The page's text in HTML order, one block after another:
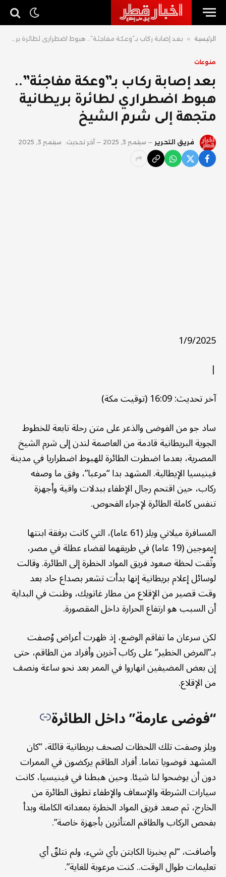
الرئيسية » بعد إصابة ركاب بـ”وعكة مفاجئة”.. هبوط اضطراري لطائرة بريطانية متجهة إلى شرم الشيخ
منوعات
بعد إصابة ركاب بـ”وعكة مفاجئة”..
هبوط اضطراري لطائرة بريطانية
متجهة إلى شرم الشيخ
فريق التحرير سبتمبر 3, 2025 آخر تحديث: سبتمبر 3, 2025
1/9/2025
|
آخر تحديث: 16:09 (توقيت مكة)
ساد جو من الفوضى والذعر على متن رحلة تابعة للخطوط
الجوية البريطانية قادمة من العاصمة لندن إلى شرم الشيخ
المصرية، بعدما اضطرت الطائرة للهبوط اضطراريا في مدينة
فينيسيا الإيطالية. المشهد بدا “مرعبا”، وفق ما وصفه
ركاب، حين اقتحم رجال الإطفاء ببدلات واقية وأجهزة
تنفس كاملة الطائرة لإجراء الفحوص.
المسافرة ميلاني ويلز (61 عاما)، التي كانت برفقة ابنتها
إيموجين (19 عاما) في طريقهما لقضاء عطلة في مصر،
وثّقت لحظة صعود فريق المواد الخطرة إلى الطائرة. وقالت
لوسائل إعلام بريطانية إنها بدأت تشعر بصداع حاد بعد
وقت قصير من الإقلاع من مطار غاتويك، وظنت في البداية
أن السبب هو ارتفاع الحرارة داخل المقصورة.
لكن سرعان ما تفاقم الوضع، إذ ظهرت أعراض وُصفت
بـ”المرض الخطير” على ركاب آخرين وأفراد من الطاقم، حتى
إن بعض المضيفين انهاروا في الممر بعد نحو ساعة ونصف
من الإقلاع.
“فوضى عارمة” داخل الطائرة
ويلز وصفت تلك اللحظات لصحف بريطانية قائلة، “كان
المشهد فوضويا تماما. أفراد الطاقم يركضون في الممرات
دون أن يوضحوا لنا شيئا. وحين هبطنا في فينيسيا، كانت
سيارات الشرطة والإسعاف والإطفاء تطوق الطائرة من
الخارج، ثم صعد فريق المواد الخطرة بمعداته الكاملة وبدأ
بفحص الركاب والطاقم المتأثرين بأجهزة خاصة”.
وأضافت، “لم يخبرنا الكابتن بأي شيء، ولم نتلقّ أي
تعليمات طوال الوقت.. كنت مرعوبة للغاية”.